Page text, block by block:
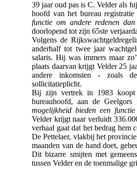
39 jaar oud pas is C. Velder als
hoofd van het bureau
functie om andere redenen dan
doorlopend tot zijn 65ste
Volgens de
anderhalf tot twee jaar
salaris. Hij was immers maar
plaats daarvan krijgt Velder 25
andere inkomsten - zoals
sollicitatieplicht.
Bij zijn vertrek in 1983
bureauhoofd, aan de
mogelijkheid bieden een
Velder krijgt naar verluidt
verhaal gaat dat het bedrag hem
De Pettelaer, vlakbij het
maanden van de hand doet,
Dit bizarre smijten met
tussen Velder en de toenmalige